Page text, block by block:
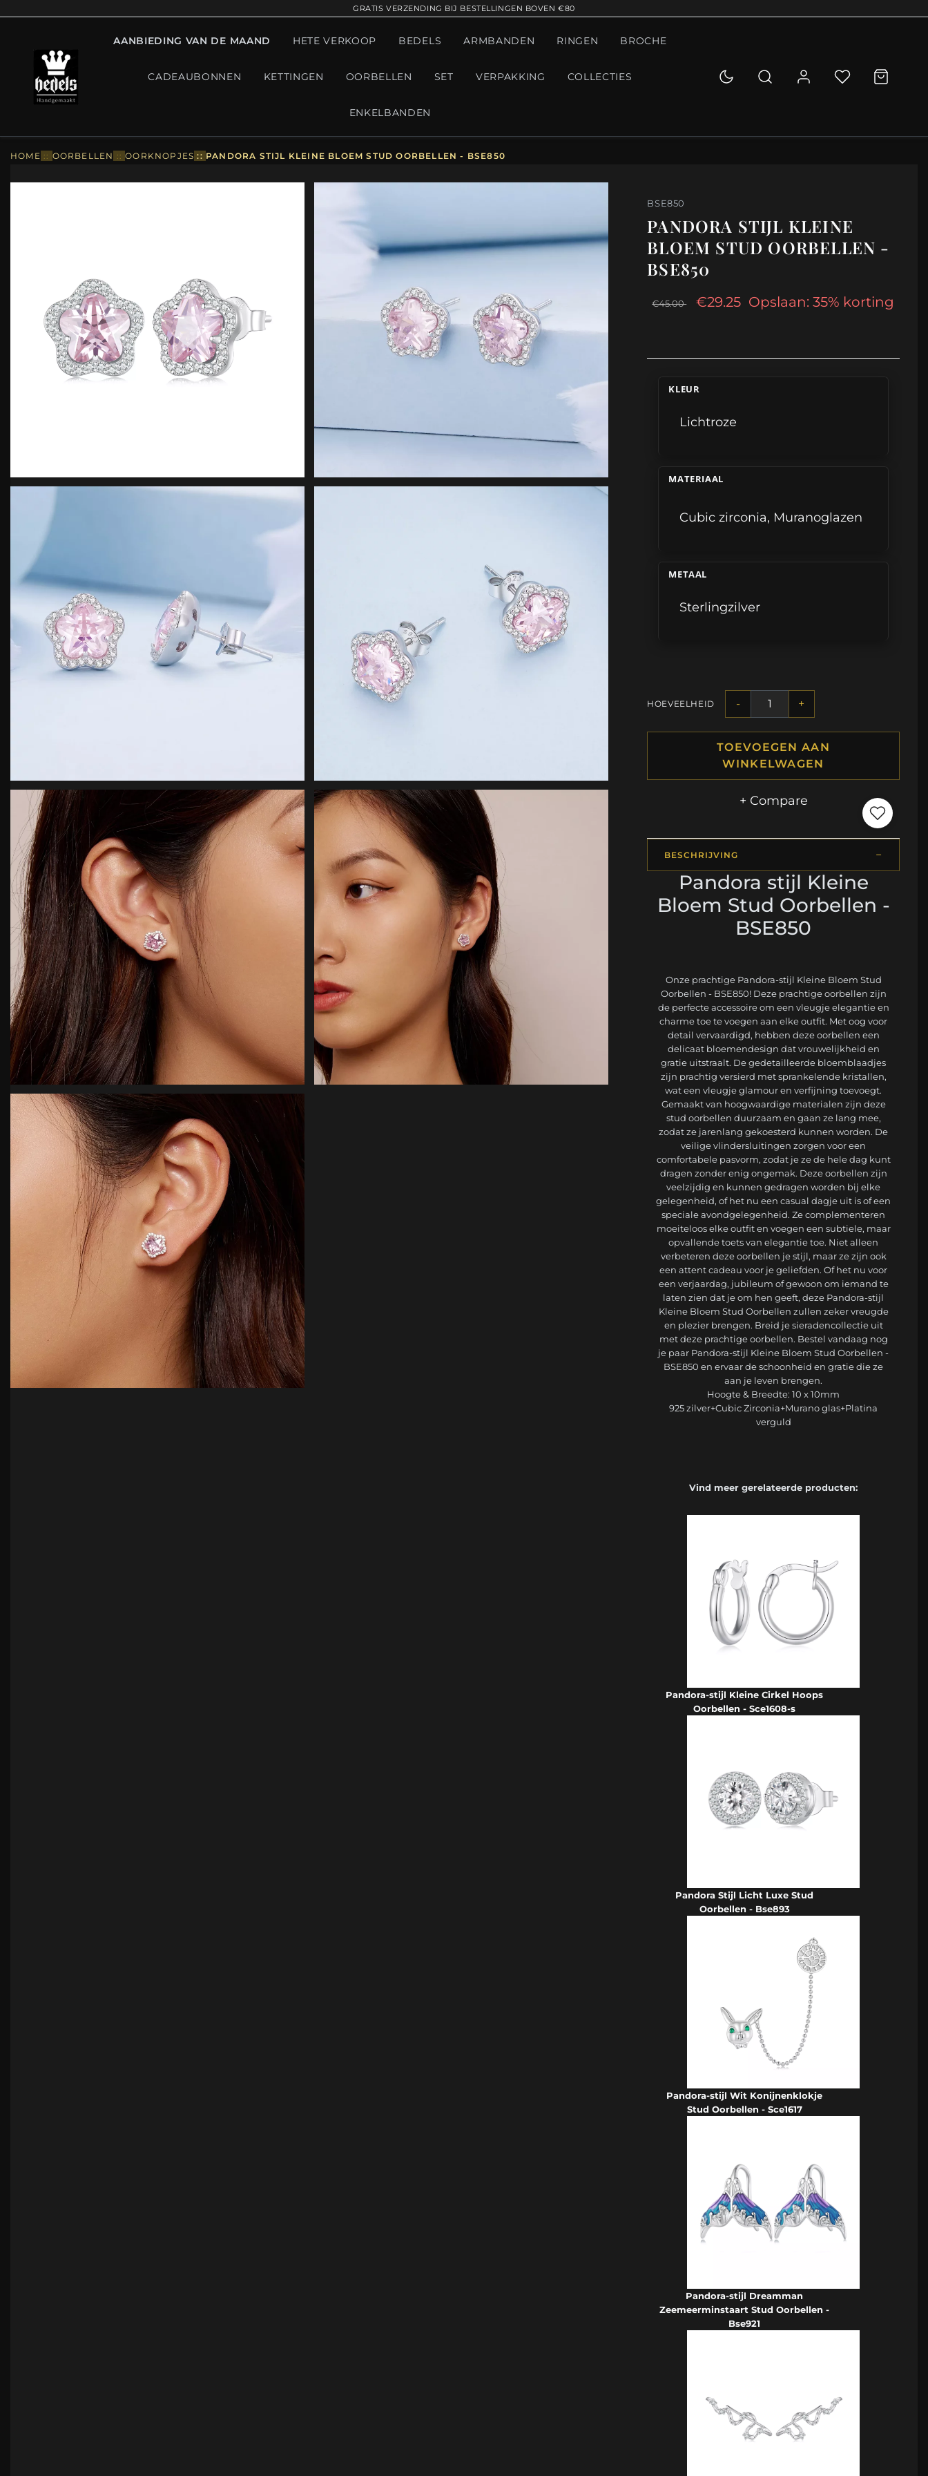
GRATIS VERZENDING BIJ BESTELLINGEN BOVEN €80
AANBIEDING VAN DE MAAND HETE VERKOOP BEDELS ARMBANDEN RINGEN BROCHE
CADEAUBONNEN KETTINGEN OORBELLEN SET VERPAKKING COLLECTIES
ENKELBANDEN
HOME :: OORBELLEN ::OORKNOPJES :: PANDORA STIJL KLEINE BLOEM STUD OORBELLEN - BSE850
BSE850
PANDORA STIJL KLEINE
BLOEM STUD OORBELLEN -
BSE850
€45.00 €29.25 Opslaan: 35% korting
KLEUR
Lichtroze
MATERIAAL
Cubic zirconia, Muranoglazen
METAAL
Sterlingzilver
HOEVEELHEID - +
TOEVOEGEN AAN
WINKELWAGEN
+ Compare
BESCHRIJVING
Pandora stijl Kleine
Bloem Stud Oorbellen -
BSE850
Onze prachtige Pandora-stijl Kleine Bloem Stud
Oorbellen - BSE850! Deze prachtige oorbellen zijn
de perfecte accessoire om een vleugje elegantie en
charme toe te voegen aan elke outfit. Met oog voor
detail vervaardigd, hebben deze oorbellen een
delicaat bloemendesign dat vrouwelijkheid en
gratie uitstraalt. De gedetailleerde bloemblaadjes
zijn prachtig versierd met sprankelende kristallen,
wat een vleugje glamour en verfijning toevoegt.
Gemaakt van hoogwaardige materialen zijn deze
stud oorbellen duurzaam en gaan ze lang mee,
zodat ze jarenlang gekoesterd kunnen worden. De
veilige vlindersluitingen zorgen voor een
comfortabele pasvorm, zodat je ze de hele dag kunt
dragen zonder enig ongemak. Deze oorbellen zijn
veelzijdig en kunnen gedragen worden bij elke
gelegenheid, of het nu een casual dagje uit is of een
speciale avondgelegenheid. Ze complementeren
moeiteloos elke outfit en voegen een subtiele, maar
opvallende toets van elegantie toe. Niet alleen
verbeteren deze oorbellen je stijl, maar ze zijn ook
een attent cadeau voor je geliefden. Of het nu voor
een verjaardag, jubileum of gewoon om iemand te
laten zien dat je om hen geeft, deze Pandora-stijl
Kleine Bloem Stud Oorbellen zullen zeker vreugde
en plezier brengen. Breid je sieradencollectie uit
met deze prachtige oorbellen. Bestel vandaag nog
je paar Pandora-stijl Kleine Bloem Stud Oorbellen -
BSE850 en ervaar de schoonheid en gratie die ze
aan je leven brengen.
Hoogte & Breedte: 10 x 10mm
925 zilver+Cubic Zirconia+Murano glas+Platina
verguld
Vind meer gerelateerde producten:
Pandora-stijl Kleine Cirkel Hoops
Oorbellen - Sce1608-s
Pandora Stijl Licht Luxe Stud
Oorbellen - Bse893
Pandora-stijl Wit Konijnenklokje
Stud Oorbellen - Sce1617
Pandora-stijl Dreamman
Zeemeerminstaart Stud Oorbellen -
Bse921